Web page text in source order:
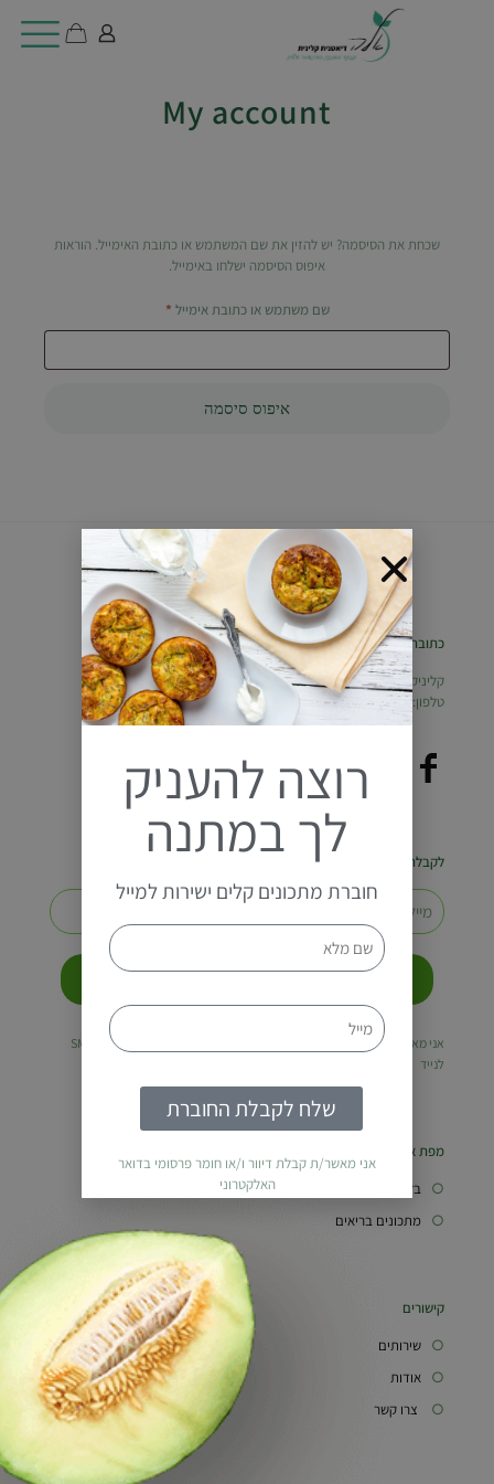
My account
שכחת את הסיסמה? יש להזין את שם המשתמש או כתובת האימייל. הוראות
איפוס הסיסמה ישלחו באימייל.
שם משתמש או כתובת אימייל *
איפוס סיסמה
כתובת
קליניקה – שדרות המוריה 44, חיפה
טלפון:054-6457884
לקבלת חוברת מתכונים למייל הרשמו
אני מאשר/ת קבלת דיוור ו/או חומר פרסומי בדואר האלקטרוני או במסרוני SMS
לנייד
מפת אתר
○ בלוג הבריאות
○ מתכונים בריאים
קישורים
○ שירותים
○ אודות
○
צרו קשר
רוצה להעניק
לך במתנה
חוברת מתכונים קלים ישירות למייל
שלח לקבלת החוברת
אני מאשר/ת קבלת דיוור ו/או חומר פרסומי בדואר
האלקטרוני